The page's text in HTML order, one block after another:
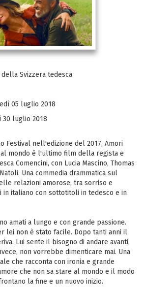
della Svizzera tedesca
05 luglio 2018
30 luglio 2018
Festival nell'edizione del 2017, Amori
mondo è l'ultimo film della regista e
Comencini, con Lucia Mascino, Thomas
Una commedia drammatica sul
relazioni amorose, tra sorriso e
in italiano con sottotitoli in tedesco e in
amati a lungo e con grande passione.
lei non è stato facile. Dopo tanti anni il
Lui sente il bisogno di andare avanti,
non vorrebbe dimenticare mai. Una
che racconta con ironia e grande
che non sa stare al mondo e il modo
la fine e un nuovo inizio.